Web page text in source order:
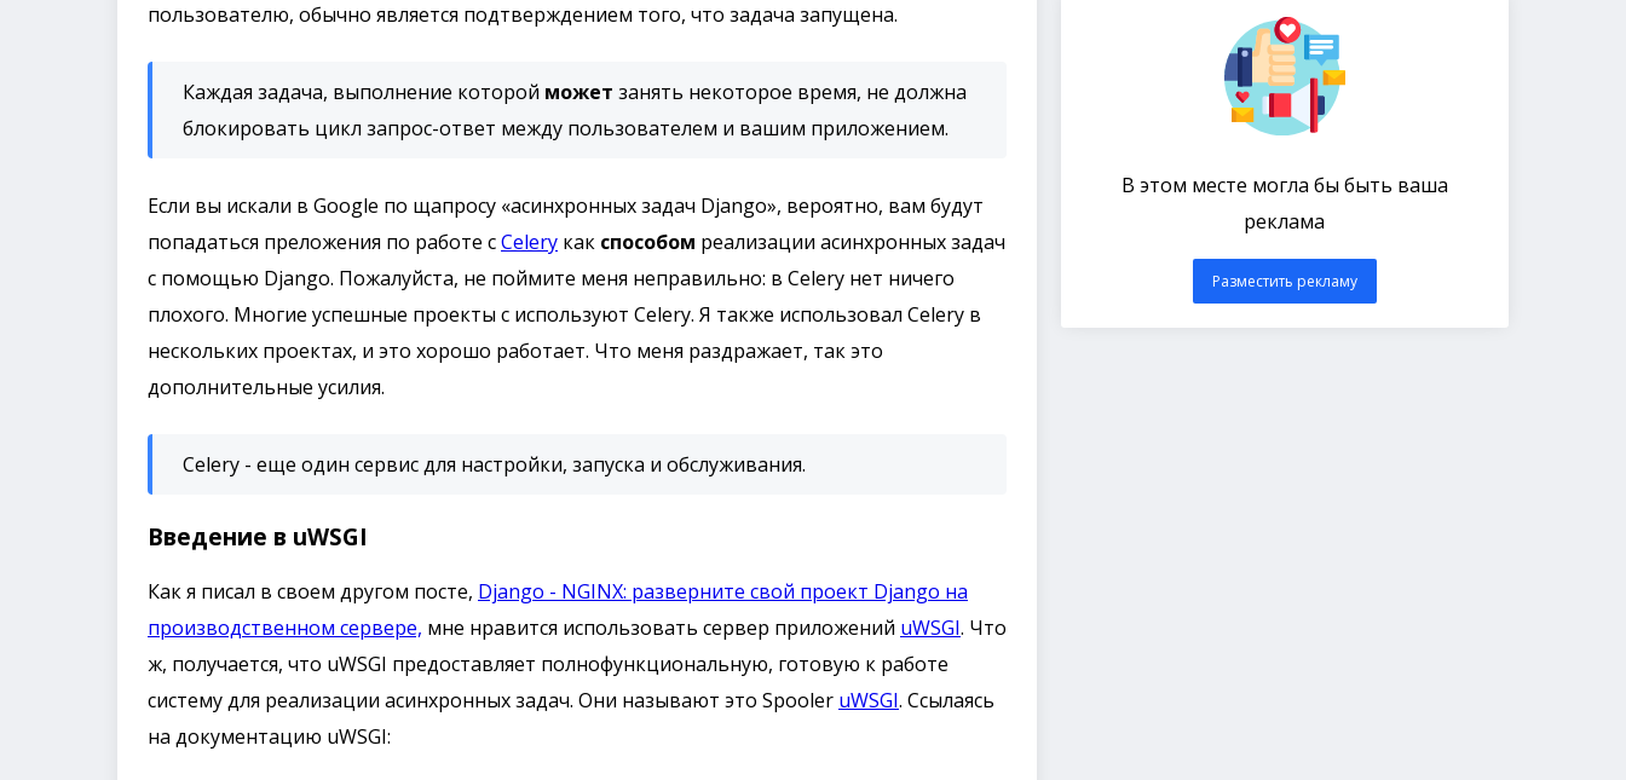
пользователю, обычно является подтверждением того, что задача запущена.
Каждая задача, выполнение которой может занять некоторое время, не должна
блокировать цикл запрос-ответ между пользователем и вашим приложением.
Если вы искали в Google по щапросу «асинхронных задач Django», вероятно, вам будут
попадаться преложения по работе сCelery как способом реализации асинхронных задач
с помощью Django. Пожалуйста, не поймите меня неправильно: в Celery нет ничего
плохого. Многие успешные проекты с используют Celery. Я также использовал Celery в
нескольких проектах, и это хорошо работает. Что меня раздражает, так это
дополнительные усилия.
Celery - еще один сервис для настройки, запуска и обслуживания.
Введение в uWSGI
Как я писал в своем другом посте, Django - NGINX: разверните свой проект Django на
производственном сервере, мне нравится использовать сервер приложений uWSGI. Что
ж, получается, что uWSGI предоставляет полнофункциональную, готовую к работе
систему для реализации асинхронных задач. Они называют это Spooler uWSGI. Ссылаясь
на документацию uWSGI:
В этом месте могла бы быть ваша
реклама
Разместить рекламу